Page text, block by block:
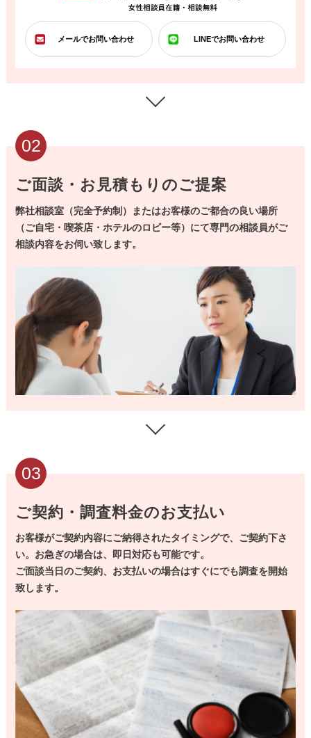
メールでお問い合わせ LINEでお問い合わせ
ご面談・お見積もりのご提案
弊社相談室（完全予約制）またはお客様のご都合の良い場所
（ご自宅・喫茶店・ホテルのロビー等）にて専門の相談員がご
相談内容をお伺い致します。
02
ご契約・調査料金のお支払い
お客様がご契約内容にご納得されたタイミングで、ご契約下さ
い。お急ぎの場合は、即日対応も可能です。
ご面談当日のご契約、お支払いの場合はすぐにでも調査を開始
致します。
03